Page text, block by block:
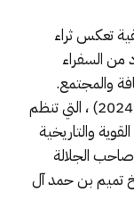
تعكس ثراء
من السفراء
والمجتمع.
وتجسد تظاهرة العام الثقافي (قطر – المغرب 2024) ، التي تنظم
والتاريخية
الجلالة
تميم بن حمد آل